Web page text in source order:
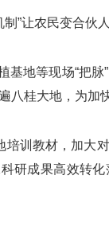
让农民变合伙人
等现场“把脉”
八桂大地，为加
训教材，加大
研成果高效转